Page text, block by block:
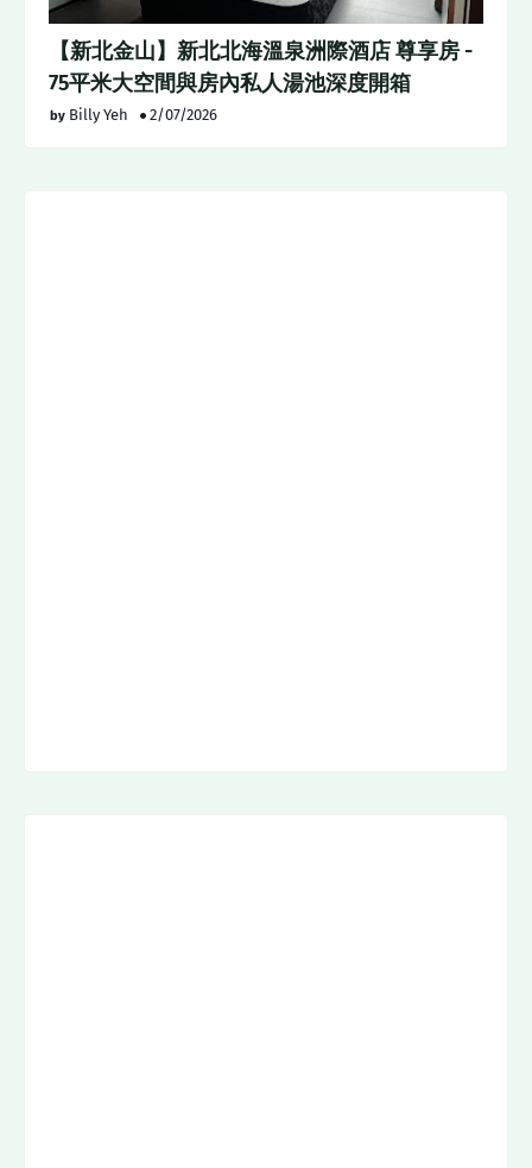
【新北金山】新北北海溫泉洲際酒店 尊享房 -
75平米大空間與房內私人湯池深度開箱
Billy Yeh 2/07/2026